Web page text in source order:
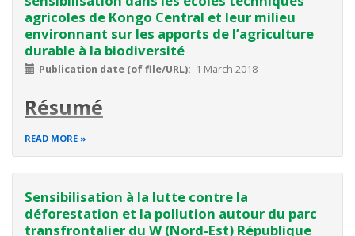
Develop
and
implement
action
plans
as
to
ensure
rehabilitation
of
our
agricoles de Kongo Central et leur milieu
environnant sur les apports de l’agriculture
durable à la biodiversité
Publication date (of file/URL) 1 March 2018
Résumé
L’objectif de l’enquête était de mesurer l’impact du projet
communication, des attitudes et de l
READ MORE
Sensibilisation à la lutte contre la
déforestation et la pollution autour du parc
transfrontalier du W (Nord-Est) République